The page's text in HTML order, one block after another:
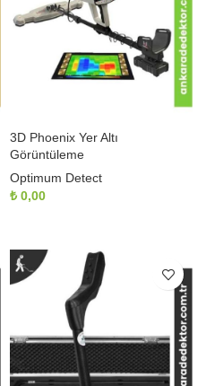
3D Phoenix Yer Altı
Görüntüleme
Optimum Detect
₺ 0,00